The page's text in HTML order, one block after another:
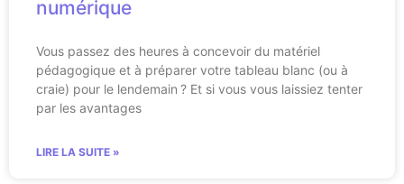
numérique
Vous passez des heures à concevoir du matériel
pédagogique et à préparer votre tableau blanc (ou à
craie) pour le lendemain ? Et si vous vous laissiez tenter
par les avantages
LIRE LA SUITE »